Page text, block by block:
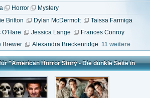
Horror
Mystery
Britton Dylan McDermott
Taissa Farmiga
O'Hare
Jessica Lange
Frances Conroy
Brewer
Alexandra Breckenridge 11 weitere
"American Horror Story - Die dunkle Seite in